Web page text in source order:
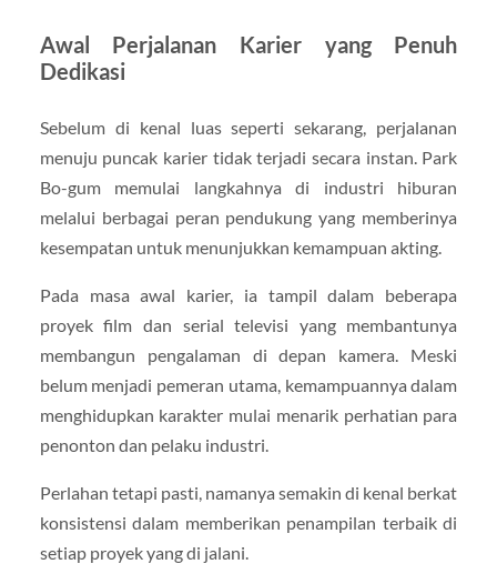
Awal Perjalanan Karier yang Penuh
Dedikasi
Sebelum di kenal luas seperti sekarang, perjalanan
menuju puncak karier tidak terjadi secara instan. Park
Bo-gum memulai langkahnya di industri hiburan
melalui berbagai peran pendukung yang memberinya
kesempatan untuk menunjukkan kemampuan akting.
Pada masa awal karier, ia tampil dalam beberapa
proyek film dan serial televisi yang membantunya
membangun pengalaman di depan kamera. Meski
belum menjadi pemeran utama, kemampuannya dalam
menghidupkan karakter mulai menarik perhatian para
penonton dan pelaku industri.
Perlahan tetapi pasti, namanya semakin di kenal berkat
konsistensi dalam memberikan penampilan terbaik di
setiap proyek yang di jalani.